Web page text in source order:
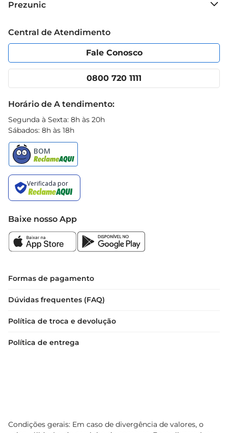
Grupo Cencosud
Política de Privacidade
Portal do fornecedor
Cencosud Media
Prezunic
Código de Ética
App Prezunic
Central de Atendimento
Fale Conosco
0800 720 1111
Horário de A tendimento:
Segunda à Sexta: 8h às 20h
Sábados: 8h às 18h
Baixe nosso App
Formas de pagamento
Dúvidas frequentes (FAQ)
Política de troca e devolução
Política de entrega
Condições gerais: Em caso de divergência de valores, o